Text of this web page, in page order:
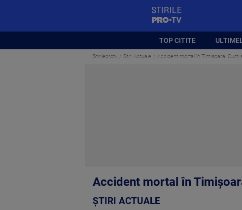
TOP CITITE
Stirileprotv Știri Actuale Accident mortal în Timișoara. Cum
Accident mortal în
ȘTIRI ACTUALE